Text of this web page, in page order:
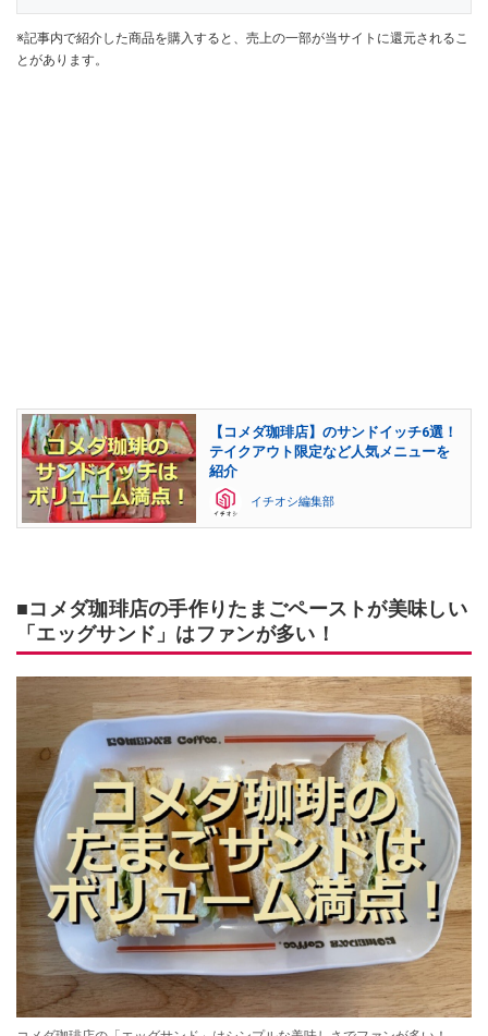
※記事内で紹介した商品を購入すると、売上の一部が当サイトに還元されるこ
とがあります。
【コメダ珈琲店】のサンドイッチ6選！
テイクアウト限定など人気メニューを
紹介
イチオシ編集部
■コメダ珈琲店の手作りたまごペーストが美味しい
「エッグサンド」はファンが多い！